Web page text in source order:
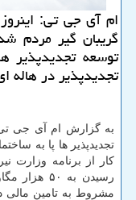
ام آی جی تی:
گریبان گیر مردم
توسعه تجدیدپذیر
تجدیدپذیر در هاله
به گزارش ام آی جی تی
تجدیدپذیر ها پا به
کار از برنامه وزارت
مشروط به تامین مالی